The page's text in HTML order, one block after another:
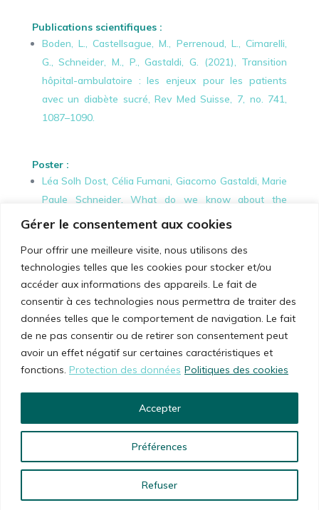
Gérer le consentement aux cookies
Pour offrir une meilleure visite, nous utilisons des
technologies telles que les cookies pour stocker et/ou
accéder aux informations des appareils. Le fait de
consentir à ces technologies nous permettra de traiter des
données telles que le comportement de navigation. Le fait
de ne pas consentir ou de retirer son consentement peut
avoir un effet négatif sur certaines caractéristiques et
fonctions. Protection des données Politiques des cookies
Préférences
Refuser
Accepter
Publications scientifiques :
Boden, L., Castellsague, M., Perrenoud, L., Cimarelli,
G., Schneider, M., P., Gastaldi, G. (2021), Transition
hôpital-ambulatoire : les enjeux pour les patients
avec un diabète sucré, Rev Med Suisse, 7, no. 741,
1087–1090.
Poster :
Léa Solh Dost, Célia Fumani, Giacomo Gastaldi, Marie
Paule Schneider. What do we know about the
patient journey through the healthcare system after
discharge?
© 2026 Pharma24
Protection des données
Politique des cookies